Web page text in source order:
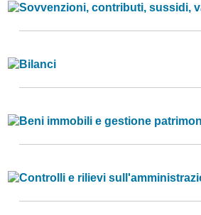
Sovvenzioni, contributi, sussidi,
Bilanci
Beni immobili e gestione
Controlli e rilievi